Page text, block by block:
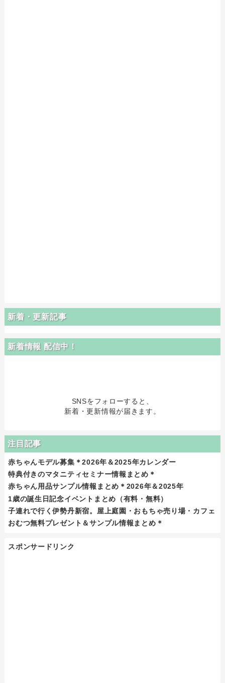
新着・更新記事
新着情報 配信中！
SNSをフォローすると、
新着・更新情報が届きます。
注目記事
赤ちゃんモデル募集＊2026年＆2025年カレンダー
特典付きのマタニティセミナー情報まとめ＊
赤ちゃん用品サンプル情報まとめ＊2026年＆2025年
1歳の誕生日記念イベントまとめ（有料・無料）
子連れで行く伊勢丹新宿。屋上庭園・おもちゃ売り場・カフェ
おむつ無料プレゼント＆サンプル情報まとめ＊
スポンサードリンク